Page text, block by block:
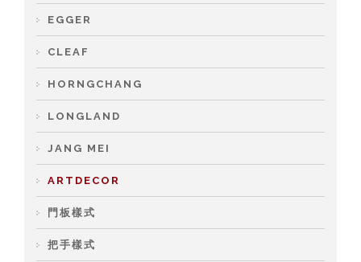
EGGER
CLEAF
HORNGCHANG
LONGLAND
JANG MEI
ARTDECOR
門板樣式
把手樣式